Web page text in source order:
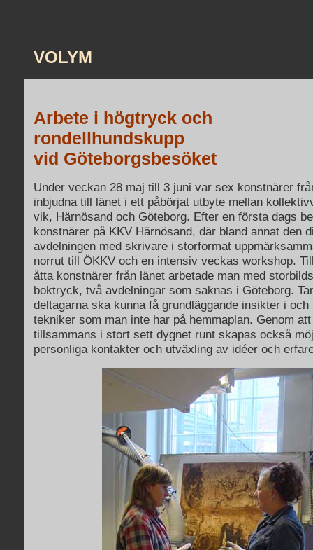
VOLYM
Arbete i högtryck och
rondellhundskupp
vid Göteborgsbesöket
Under veckan 28 maj till 3 juni var sex konstnärer
inbjudna till länet i ett påbörjat utbyte mellan
vik, Härnösand och Göteborg. Efter en första dags
konstnärer på KKV Härnösand, där bland annat den
avdelningen med skrivare i storformat
norrut till ÖKKV och en intensiv veckas workshop.
åtta konstnärer från länet arbetade man med
boktryck, två avdelningar som saknas i Göteborg.
deltagarna ska kunna få grundläggande insikter i och
tekniker som man inte har på hemmaplan. Genom
tillsammans i stort sett dygnet runt skapas också
personliga kontakter och utväxling av idéer och